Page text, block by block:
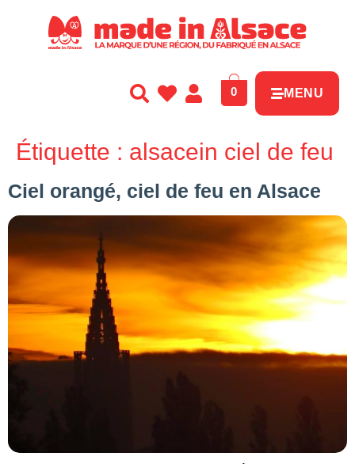
0 MENU
Étiquette : alsacein ciel de feu
Ciel orangé, ciel de feu en Alsace